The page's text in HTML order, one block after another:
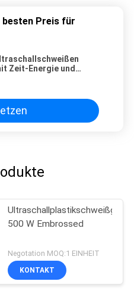
besten Preis für
Zeit-Energie und
Ultraschallplastikschweißgerät
500 W Embrossed
Negotation MOQ:1 EINHEIT
KONTAKT